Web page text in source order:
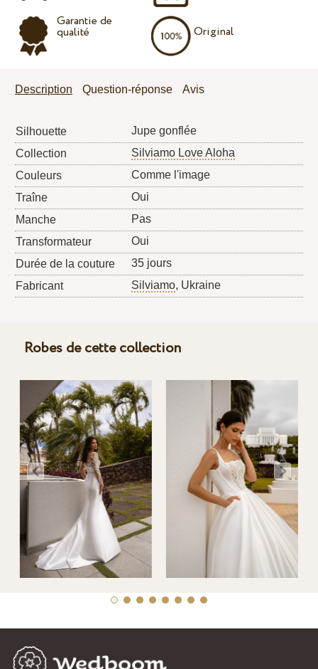
Garantie de
qualité Original
Description Question-réponse Avis
Silhouette
Jupe gonflée
Collection
Silviamo Love Aloha
Couleurs
Comme l'image
Traîne
Oui
Manche
Pas
Transformateur
Oui
Durée de la couture
35 jours
Fabricant
Silviamo, Ukraine
Robes de cette collection